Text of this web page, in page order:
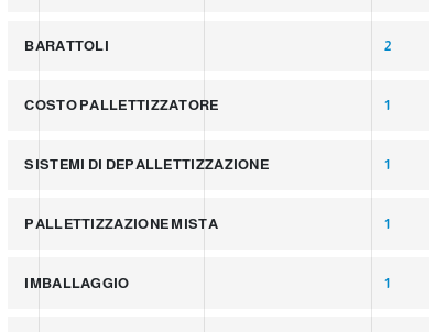
BARATTOLI 2
COSTO PALLETTIZZATORE 1
SISTEMI DI DEPALLETTIZZAZIONE 1
PALLETTIZZAZIONE MISTA 1
IMBALLAGGIO 1